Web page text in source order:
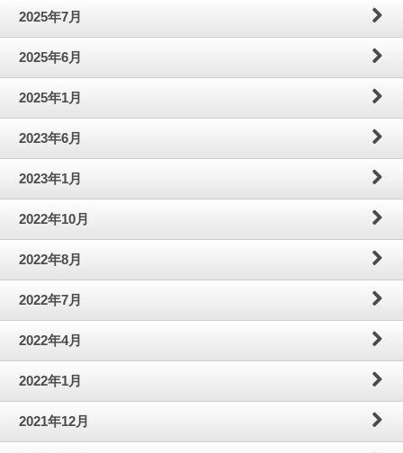
2025年7月
2025年6月
2025年1月
2023年6月
2023年1月
2022年10月
2022年8月
2022年7月
2022年4月
2022年1月
2021年12月